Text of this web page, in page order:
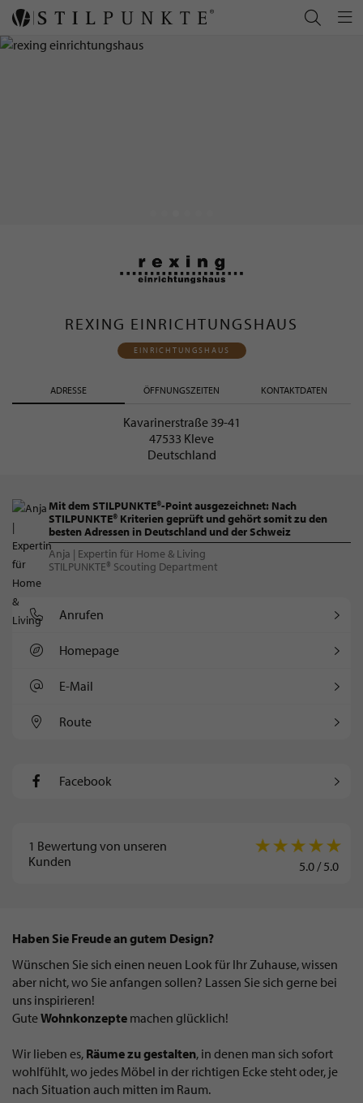
REXING EINRICHTUNGSHAUS
EINRICHTUNGSHAUS
ADRESSE ÖFFNUNGSZEITEN KONTAKTDATEN
Kavarinerstraße 39-41
47533 Kleve
Deutschland
Mit dem STILPUNKTE®-Point ausgezeichnet: Nach
STILPUNKTE® Kriterien geprüft und gehört somit zu den
besten Adressen in Deutschland und der Schweiz
Anja | Expertin für Home & Living
STILPUNKTE® Scouting Department
Anrufen
Homepage
E-Mail
Route
Facebook
1 Bewertung von unseren
Kunden
5.0/5.0
Haben Sie Freude an gutem Design?
Wünschen Sie sich einen neuen Look für Ihr Zuhause, wissen
aber nicht, wo Sie anfangen sollen? Lassen Sie sich gerne bei
uns inspirieren!
GuteWohnkonzepte machen glücklich!
Wir lieben es, Räume zu gestalten, in denen man sich sofort
wohlfühlt, wo jedes Möbel in der richtigen Ecke steht oder, je
nach Situation auch mitten im Raum.